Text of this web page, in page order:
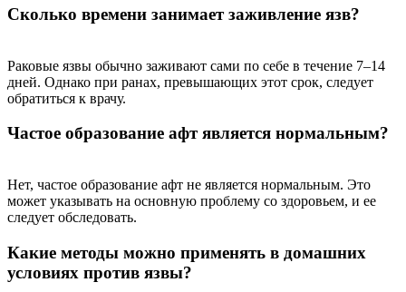
Сколько времени занимает заживление язв?
Раковые язвы обычно заживают сами по себе в течение 7–14
дней. Однако при ранах, превышающих этот срок, следует
обратиться к врачу.
Частое образование афт является нормальным?
Нет, частое образование афт не является нормальным. Это
может указывать на основную проблему со здоровьем, и ее
следует обследовать.
Какие методы можно применять в домашних
условиях против язвы?